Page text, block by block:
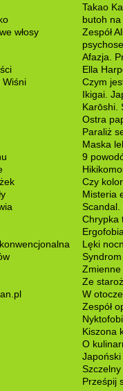
włosy
Wiśni
Takao
butoh
Zespół
Afazja.
Ella
Czym
Ikigai.
Karōshi.
Ostra
Paraliż
Maska
9
Czy
Misteria
Scandal.
Chrypka
Lęki
Zmienne
Ze
W
Zespół
Kiszona
O
Szczelny
Prześpij